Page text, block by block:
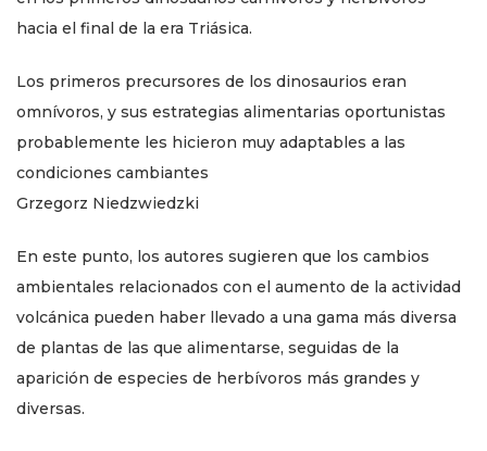
hacia el final de la era Triásica.
Los primeros precursores de los dinosaurios eran
omnívoros, y sus estrategias alimentarias oportunistas
probablemente les hicieron muy adaptables a las
condiciones cambiantes
Grzegorz Niedzwiedzki
En este punto, los autores sugieren que los cambios
ambientales relacionados con el aumento de la actividad
volcánica pueden haber llevado a una gama más diversa
de plantas de las que alimentarse, seguidas de la
aparición de especies de herbívoros más grandes y
diversas.